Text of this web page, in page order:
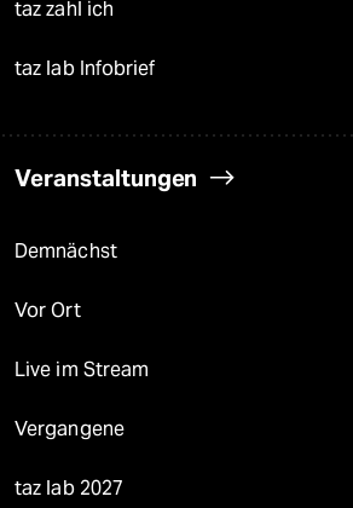
taz zahl ich
taz lab Infobrief
Veranstaltungen
Demnächst
Vor Ort
Live im Stream
Vergangene
taz lab 2027